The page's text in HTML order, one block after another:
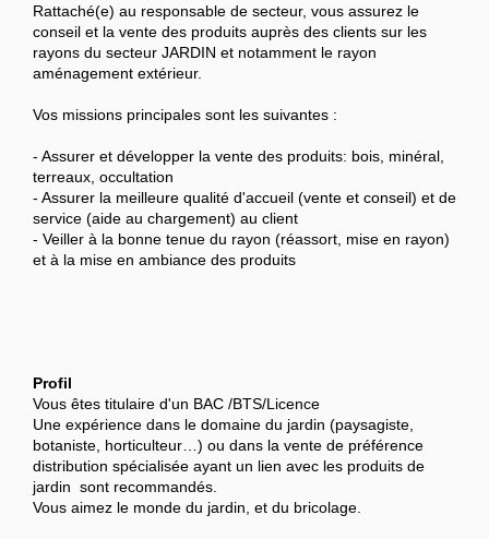
Rattaché(e) au responsable de secteur, vous assurez le
conseil et la vente des produits auprès des clients sur les
rayons du secteur JARDIN et notamment le rayon
aménagement extérieur.
Vos missions principales sont les suivantes :
- Assurer et développer la vente des produits: bois, minéral,
terreaux, occultation
- Assurer la meilleure qualité d'accueil (vente et conseil) et de
service (aide au chargement) au client
- Veiller à la bonne tenue du rayon (réassort, mise en rayon)
et à la mise en ambiance des produits
Profil
Vous êtes titulaire d'un BAC /BTS/Licence
Une expérience dans le domaine du jardin (paysagiste,
botaniste, horticulteur…) ou dans la vente de préférence
distribution spécialisée ayant un lien avec les produits de
jardin sont recommandés.
Vous aimez le monde du jardin, et du bricolage.